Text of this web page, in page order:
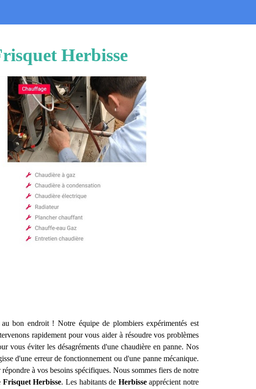
Herbisse
bon endroit ! Notre équipe de plombiers expérimentés est
rapidement pour vous aider à résoudre vos problèmes
vous éviter les désagréments d'une chaudière en panne. Nos
d'une erreur de fonctionnement ou d'une panne mécanique.
à vos besoins spécifiques. Nous sommes fiers de notre
Frisquet Herbisse. Les habitants de Herbisseapprécient notre